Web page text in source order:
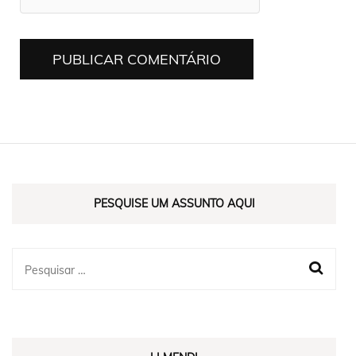
PESQUISE UM ASSUNTO AQUI